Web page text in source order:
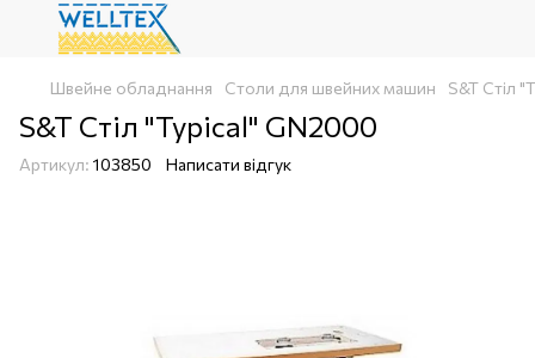
Швейне обладнання Столи для швейних машин S&T Стіл
S&T Стіл "Typical" GN2000
Артикул: 103850 Написати відгук